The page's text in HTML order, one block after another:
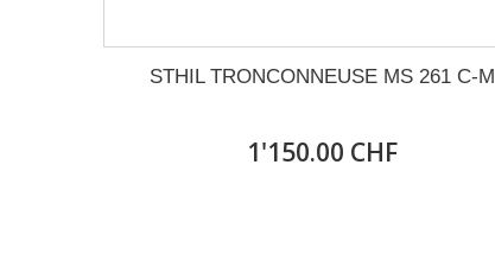
STHIL TRONCONNEUSE MS 261 C-M
1'150.00 CHF